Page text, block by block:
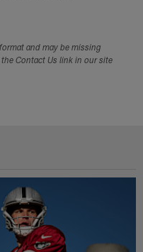
and may be missing
Contact Us link in our site